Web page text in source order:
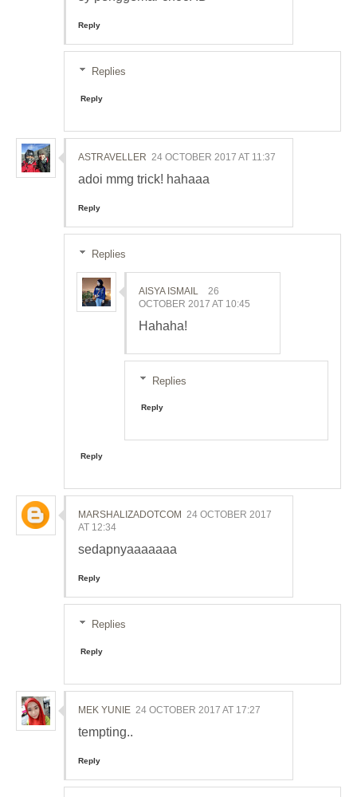
Reply
Replies
Reply
ASTRAVELLER 24 OCTOBER 2017 AT 11:37
adoi mmg trick! hahaaa
Reply
Replies
AISYA ISMAIL
26
OCTOBER 2017 AT 10:45
Hahaha!
Replies
Reply
Reply
MARSHALIZADOTCOM 24 OCTOBER 2017
AT 12:34
sedapnyaaaaaaa
Reply
Replies
Reply
MEK YUNIE 24 OCTOBER 2017 AT 17:27
tempting..
Reply